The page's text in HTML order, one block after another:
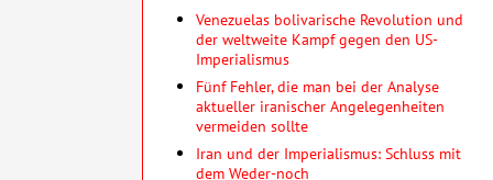
Venezuelas bolivarische Revolution und
der weltweite Kampf gegen den US-
Imperialismus
Fünf Fehler, die man bei der Analyse
aktueller iranischer Angelegenheiten
vermeiden sollte
Iran und der Imperialismus: Schluss mit
dem Weder-noch